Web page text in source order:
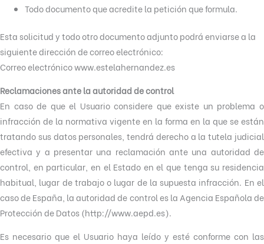
Todo documento que acredite la petición que formula.
Esta solicitud y todo otro documento adjunto podrá enviarse a la
siguiente dirección de correo electrónico:
Correo electrónico www.estelahernandez.es
Reclamaciones ante la autoridad de control
En caso de que el Usuario considere que existe un problema o
infracción de la normativa vigente en la forma en la que se están
tratando sus datos personales, tendrá derecho a la tutela judicial
efectiva y a presentar una reclamación ante una autoridad de
control, en particular, en el Estado en el que tenga su residencia
habitual, lugar de trabajo o lugar de la supuesta infracción. En el
caso de España, la autoridad de control es la Agencia Española de
Protección de Datos (http://www.aepd.es).
Es necesario que el Usuario haya leído y esté conforme con las